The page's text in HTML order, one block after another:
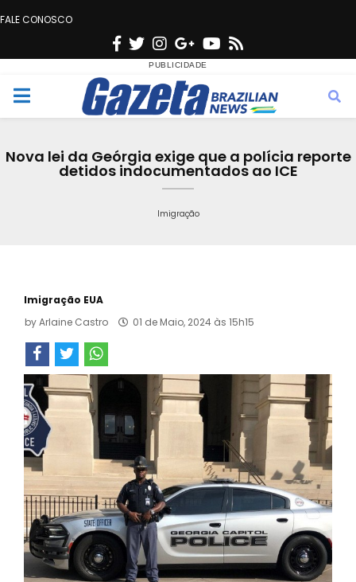
FALE CONOSCO
F
c
e
o
T
w
i
t
e
n
s
t
g
r
a
G
o
o
g
e
Y
u
t
b
s
M
Nova lei da Geórgia exige que a polícia reporte
detidos indocumentados ao ICE
Imigração
Imigração EUA
byArlaine Castro 01 de Maio, 2024 às 15h15